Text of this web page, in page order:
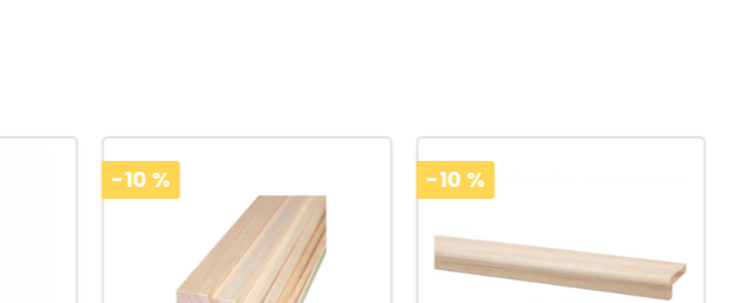
-10 -10